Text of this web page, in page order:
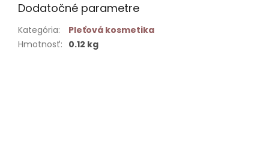
Dodatočné parametre
Kategória:
Pleťová kosmetika
Hmotnosť: 0.12 kg